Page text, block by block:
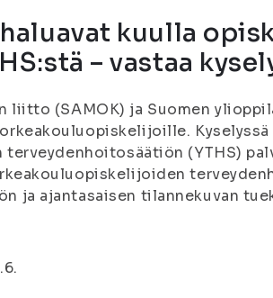
haluavat kuulla
– vastaa
liitto (SAMOK) ja Suomen
(YTHS)
ja ajantasaisen tilannekuvan